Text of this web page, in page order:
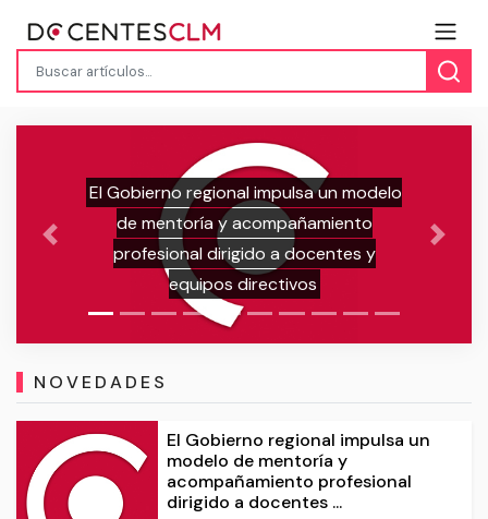
Adjudicación PROVISIONAL de
maestros y maestras en prácticas
Previous Next
NOVEDADES
El Gobierno regional impulsa un
modelo de mentoría y
acompañamiento profesional
dirigido a docentes ...